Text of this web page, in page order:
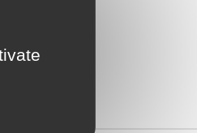
en ligne.